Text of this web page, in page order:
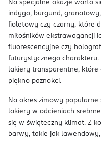
Na specjalne okazje warto
indygo, burgund,
fioletowy czy czarny, które
miłośników ekstrawagancji
fluorescencyjne czy
futurystycznego
lakiery transparentne,
piękno paznokci.
Na okres zimowy
lakiery w odcieniach
się w świąteczny klimat. Z
barwy, takie jak